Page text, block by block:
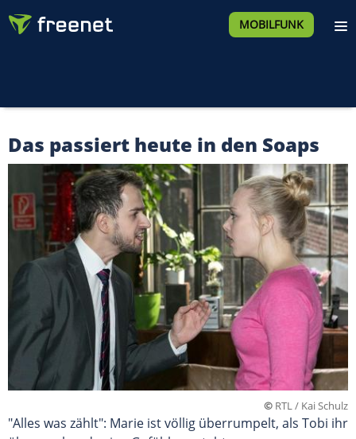
MOBILFUNK
Das passiert heute in den Soaps
© RTL / Kai Schulz
"Alles was zählt": Marie ist völlig überrumpelt, als Tobi ihr